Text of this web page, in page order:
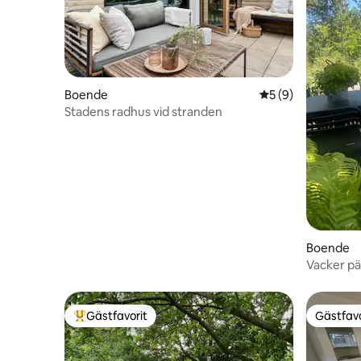
Boende 5 av 5 i
5 (9)
Stadens radhus vid stranden
Boende
Vacker
Populär gästfavorit
Gästfavorit